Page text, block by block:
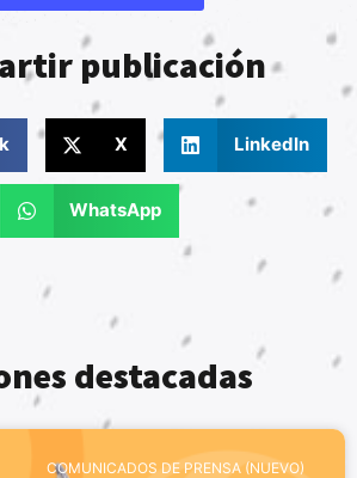
publicación
X LinkedIn
WhatsApp
destacadas
COMUNICADOS DE PRENSA (NUEVO)